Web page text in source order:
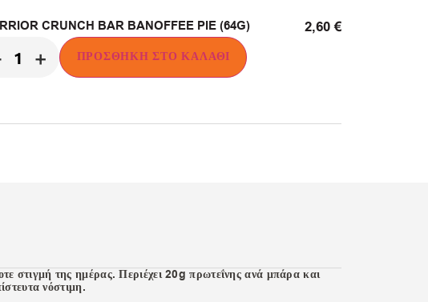
CRUNCH BAR BANOFFEE PIE (64G) 2,60€
+ ΠΡΟΣΘΉΚΗ ΣΤΟ ΚΑΛΆΘΙ
στιγμή της ημέρας. Περιέχει 20g πρωτεΐνης ανά μπάρα και
νόστιμη.